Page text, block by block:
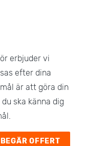
erbjuder vi
efter dina
är att göra din
ska känna dig
BEGÄR OFFERT